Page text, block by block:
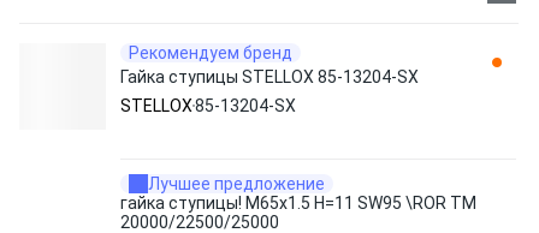
Рекомендуем бренд
Гайка ступицы STELLOX 85-13204-SX
STELLOX85-13204-SX
Лучшее предложение
гайка ступицы! M65x1.5 H=11 SW95 \ROR TM
20000/22500/25000